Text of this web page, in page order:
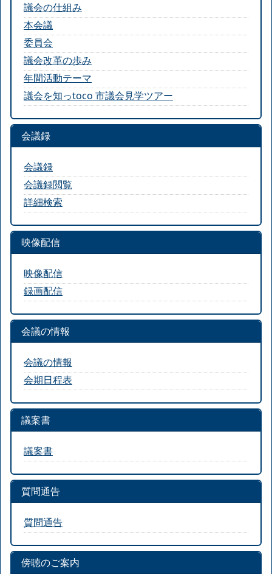
議会の仕組み
本会議
委員会
議会改革の歩み
年間活動テーマ
議会を知っtoco 市議会見学ツアー
会議録
会議録
会議録閲覧
詳細検索
映像配信
映像配信
録画配信
会議の情報
会議の情報
会期日程表
議案書
議案書
質問通告
質問通告
傍聴のご案内